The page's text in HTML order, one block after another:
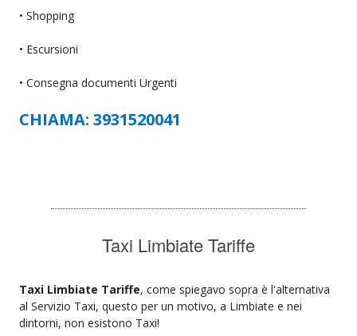
• Shopping
• Escursioni
• Consegna documenti Urgenti
CHIAMA: 3931520041
Taxi Limbiate Tariffe
Taxi Limbiate Tariffe, come spiegavo sopra è l'alternativa
al Servizio Taxi, questo per un motivo, a Limbiate e nei
dintorni, non esistono Taxi!